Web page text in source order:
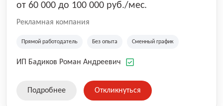
от 60 000 до 100 000 руб./мес.
Рекламная компания
Прямой работодатель Без опыта Сменный график
ИП Бадиков Роман Андреевич
Подробнее Откликнуться